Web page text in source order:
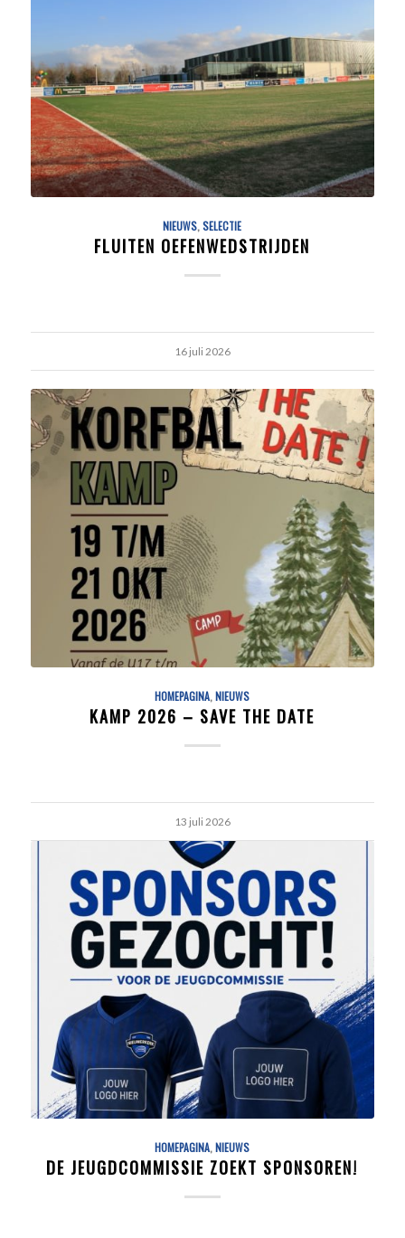
NIEUWS,SELECTIE
FLUITEN OEFENWEDSTRIJDEN
16 juli 2026
HOMEPAGINA,NIEUWS
KAMP 2026 – SAVE THE DATE
13 juli 2026
HOMEPAGINA,NIEUWS
DE JEUGDCOMMISSIE ZOEKT SPONSOREN!